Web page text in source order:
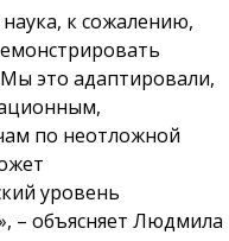
к сожалению,
это адаптировали,
по неотложной
уровень
– объясняет Людмила